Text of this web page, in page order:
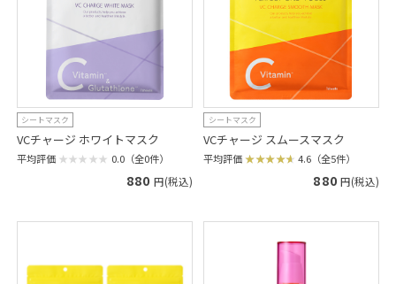
シートマスク
VCチャージ ホワイトマスク
平均評価 0.0（全0件）
880 円(税込)
シートマスク
VCチャージ スムースマスク
平均評価 4.6（全5件）
880 円(税込)